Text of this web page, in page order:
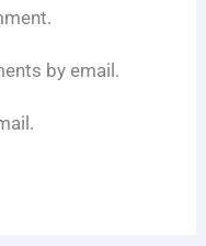
by email.